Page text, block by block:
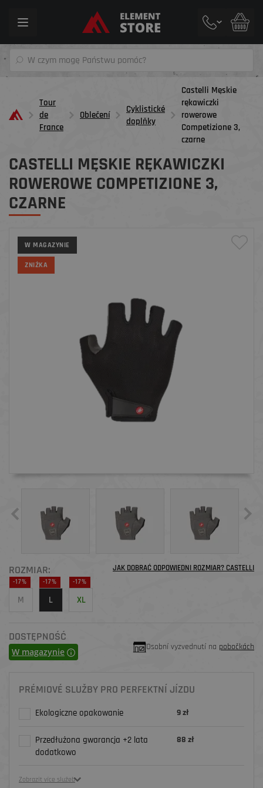
Toggle
Tour
de
France
Oblečení
Cyklistické
doplňky
Castelli Męskie
rękawiczki
rowerowe
Competizione 3,
czarne
CASTELLI MĘSKIE RĘKAWICZKI
ROWEROWE COMPETIZIONE 3,
CZARNE
W MAGAZYNIE
ZNIŻKA
ROZMIAR: JAK DOBRAĆ ODPOWIEDNI ROZMIAR? CASTELLI
-17%
M
-17%
L
-17%
XL
DOSTĘPNOŚĆ
W magazynie Osobní vyzvednutí na pobočkách
PRÉMIOVÉ SLUŽBY PRO PERFEKTNÍ JÍZDU
Ekologiczne opakowanie 9 zł
Przedłużona gwarancja +2 lata
dodatkowo
88 zł
Zobrazit více služeb